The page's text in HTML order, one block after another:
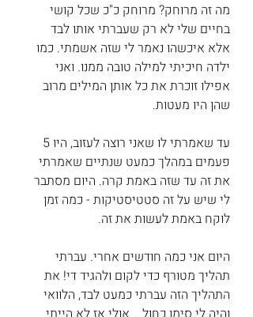
מה זה מרוחק? מרוחק כ"כ שכל קושי
בחיים שלי לא רק שעברתי אותו לבד
אלא איכשהו נאמר לי שזה אשמתי. כמו
ילדה חיכיתי למילה טובה ממנו. ואני
אפילו זוכרת את כל אותן המילים מרוב
שהן היו מעטות.
פעמים במהלך כמעט שנתיים שאמרתי
את זה עד שזה באמת קרה. היום מסתבר
לי שיש על זה סטטיסטיקות - כמה זמן
לוקח באמת לעשות את זה.
היום אני כמה חודשים אחרי. עברתי
תהליך מטורף כדי לקום ולהגיד די! את
התהליך הזה עברתי כמעט לבד, הלוואי